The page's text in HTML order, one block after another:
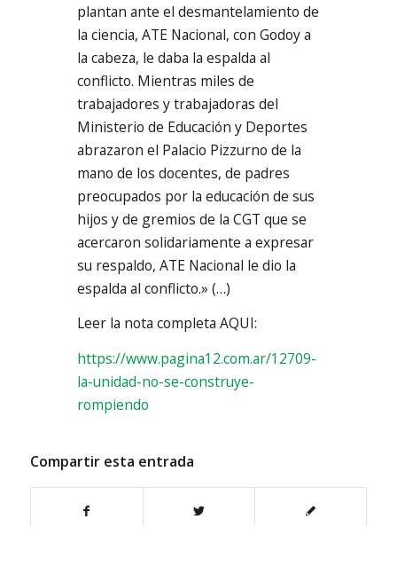
plantan ante el desmantelamiento de
la ciencia, ATE Nacional, con Godoy a
la cabeza, le daba la espalda al
conflicto. Mientras miles de
trabajadores y trabajadoras del
Ministerio de Educación y Deportes
abrazaron el Palacio Pizzurno de la
mano de los docentes, de padres
preocupados por la educación de sus
hijos y de gremios de la CGT que se
acercaron solidariamente a expresar
su respaldo, ATE Nacional le dio la
espalda al conflicto.» (…)
Leer la nota completa AQUI:
https://www.pagina12.com.ar/12709-
la-unidad-no-se-construye-
rompiendo
Compartir esta entrada